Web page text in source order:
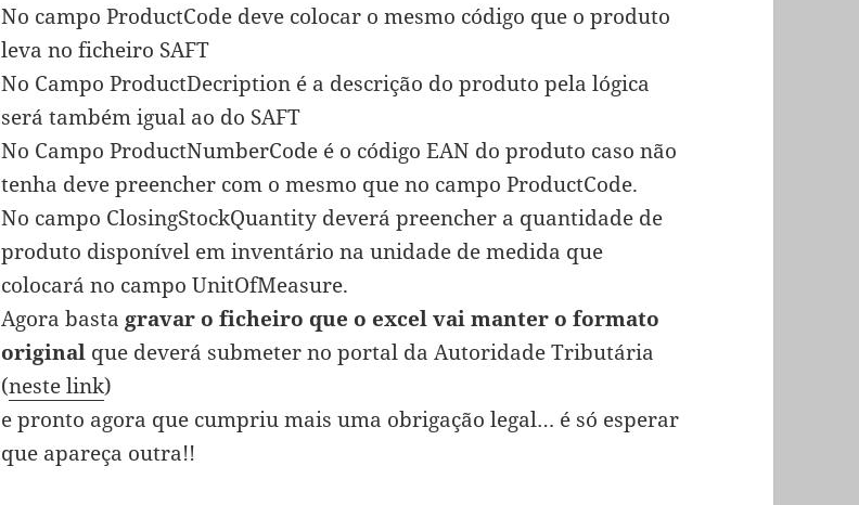
No campo ProductCode deve colocar o mesmo código que o produto
leva no ficheiro SAFT
No Campo ProductDecription é a descrição do produto pela lógica
será também igual ao do SAFT
No Campo ProductNumberCode é o código EAN do produto caso não
tenha deve preencher com o mesmo que no campo ProductCode.
No campo ClosingStockQuantity deverá preencher a quantidade de
produto disponível em inventário na unidade de medida que
colocará no campo UnitOfMeasure.
Agora basta gravar o ficheiro que o excel vai manter o formato
original que deverá submeter no portal da Autoridade Tributária
(neste link)
e pronto agora que cumpriu mais uma obrigação legal… é só esperar
que apareça outra!!